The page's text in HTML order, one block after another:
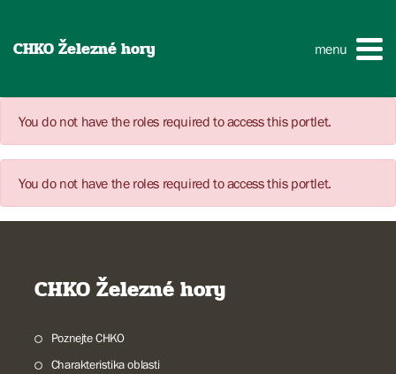
CHKO Železné hory menu
You do not have the roles required to access this portlet.
You do not have the roles required to access this portlet.
CHKO Železné hory
Poznejte CHKO
Charakteristika oblasti